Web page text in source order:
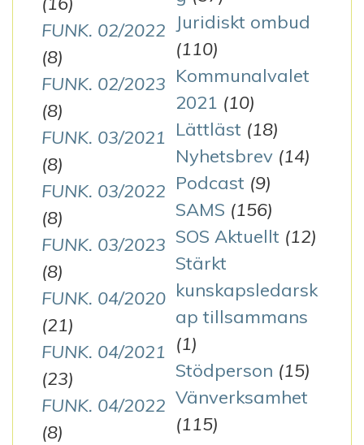
FUNK. 02/2022
(8)
FUNK. 02/2023
(8)
FUNK. 03/2021
(8)
FUNK. 03/2022
(8)
FUNK. 03/2023
(8)
FUNK. 04/2020
(21)
FUNK. 04/2021
(23)
FUNK. 04/2022
(8)
Juridiskt ombud
(110)
Kommunalvalet
2021 (10)
Lättläst (18)
Nyhetsbrev (14)
Podcast (9)
SAMS (156)
SOS Aktuellt (12)
Stärkt
kunskapsledarsk
ap tillsammans
(1)
Stödperson (15)
Vänverksamhet
(115)